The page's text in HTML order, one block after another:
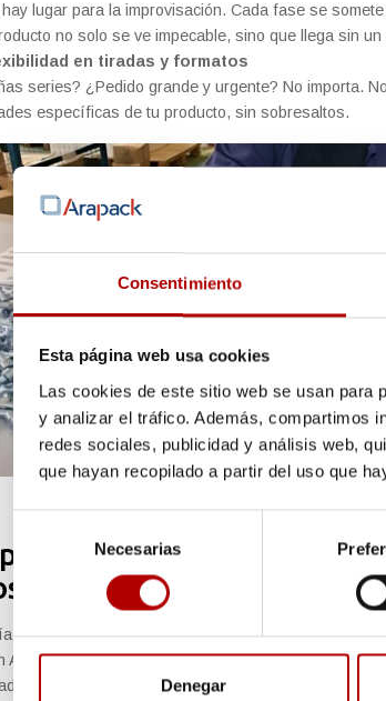
Consentimiento
Esta página web usa cookies
Las cookies de este sitio web se usan para
y analizar el tráfico. Además, compartimos
redes sociales, publicidad y análisis web,
que hayan recopilado a partir del uso que
de
consentimiento
Necesarias
Denegar
lugar para la improvisación. Cada fase se
no solo se ve impecable, sino que llega sin un
en tiradas y formatos
series? ¿Pedido grande y urgente? No importa.
específicas de tu producto, sin sobresaltos.
de productos pueden
la cantidad de productos que pueden ganar
Arapack, la versatilidad es la norma. Trabajamos
en la mejor presentación y conservación. Echa